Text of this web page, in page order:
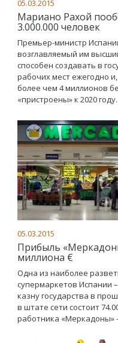
05.03.2015
Мариано Рахой
3.000.000 человек
Премьер-министр
возглавляемый им
способен создавать в
рабочих мест ежегодно
более чем 4 миллионов
«пристроены» к 2020 году.
05.03.2015
Прибыль
миллиона €
Одна из наиболее
супермаркетов Испании
казну государства в
в штате сети состоит
работника «Меркадоны»